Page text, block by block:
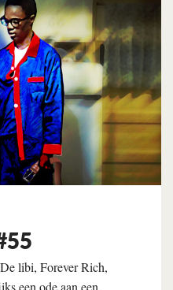
libi, Forever Rich,
een ode aan een